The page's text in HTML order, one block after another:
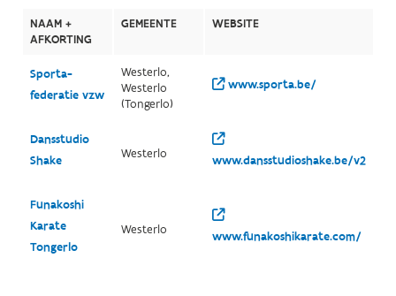
NAAM +
AFKORTING
GEMEENTE WEBSITE
Sporta-
federatie vzw
Westerlo,
Westerlo
(Tongerlo)
www.sporta.be/
Dansstudio
Shake
Westerlo www.dansstudioshake.be/v2
Funakoshi
Karate
Tongerlo
Westerlo www.funakoshikarate.com/